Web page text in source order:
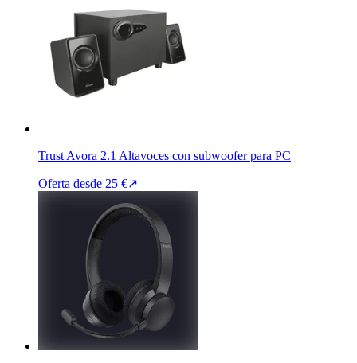
Trust Avora 2.1 Altavoces con subwoofer para PC
Oferta desde 25 €↗